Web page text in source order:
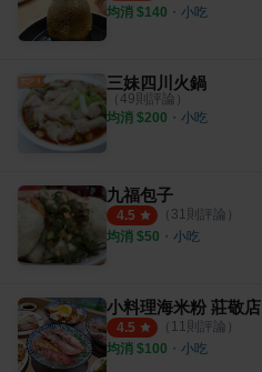
均消 $140 ・ 小吃
三妹四川火鍋
（ 49則評論）
均消 $200 ・ 小吃
九福包子
4.5 （ 31 則評論）
均消 $50 ・ 小吃
小料理海米粉 莊敬店
4.5 （ 11 則評論）
均消 $100 ・ 小吃